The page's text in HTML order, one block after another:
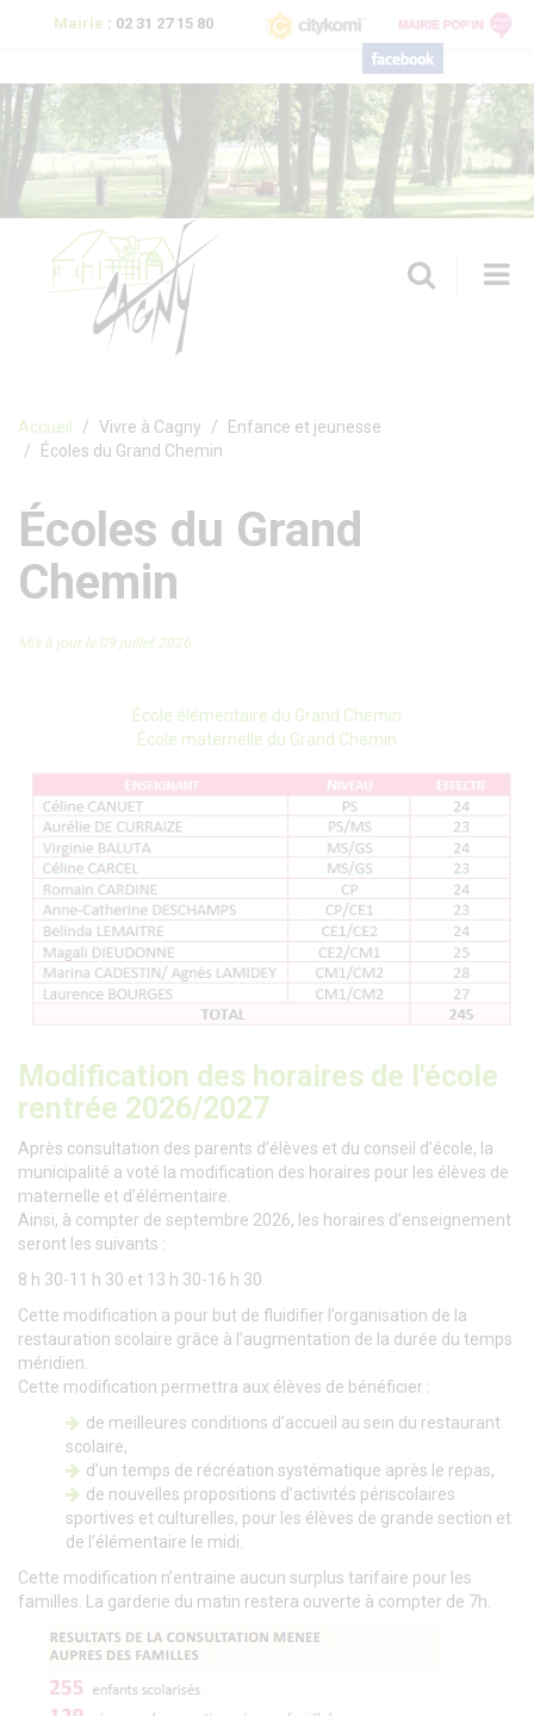
Mairie : 02 31 27 15 80
Formulaire de recherche
Accueil Vivre à Cagny
Enfance et jeunesse
Écoles du Grand Chemin
Écoles du Grand
Chemin
Mis à jour le 09 juillet 2026
École élémentaire du Grand Chemin
École maternelle du Grand Chemin
Modification des horaires de l'école
rentrée 2026/2027
Après consultation des parents d’élèves et du conseil d’école, la
municipalité a voté la modification des horaires pour les élèves de
maternelle et d’élémentaire.
Ainsi, à compter de septembre 2026, les horaires d’enseignement
seront les suivants :
8 h 30-11 h 30 et 13 h 30-16 h 30.
Cette modification a pour but de fluidifier l’organisation de la
restauration scolaire grâce à l’augmentation de la durée du temps
méridien.
Cette modification permettra aux élèves de bénéficier :
de meilleures conditions d’accueil au sein du restaurant
scolaire,
d’un temps de récréation systématique après le repas,
de nouvelles propositions d’activités périscolaires
sportives et culturelles, pour les élèves de grande section et
de l’élémentaire le midi.
Cette modification n’entraine aucun surplus tarifaire pour les
familles. La garderie du matin restera ouverte à compter de 7h.